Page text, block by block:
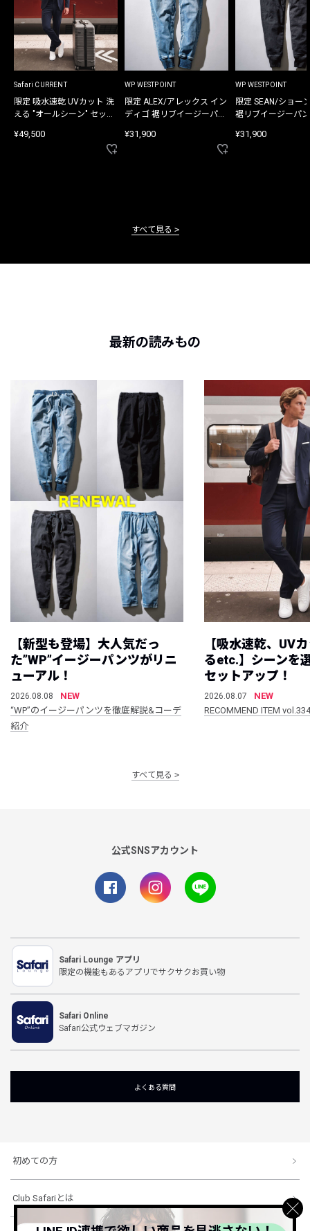
Safari CURRENT
限定 吸水速乾 UVカット 洗
える "オールシーン" セット
¥49,500
WP WESTPOINT
限定 ALEX/アレックス イン
ディゴ 裾リブイージーパン
¥31,900
WP WESTPOINT
限定 SEAN/ショー
裾リブイージーパ
¥31,900
すべて見る
最新の読みもの
【新型も登場】大人気だっ
た”WP”イージーパンツがリニ
ューアル！
2026.08.08
NEW
“WP”のイージーパンツを徹底解説&コーデ
紹介
【吸水速乾、UV
るetc.】シーンを
セットアップ！
2026.08.07
NEW
RECOMMEND ITEM vol.334
すべて見る
公式SNSアカウント
Safari Lounge アプリ
限定の機能もあるアプリでサクサクお買い物
Safari Online
Safari公式ウェブマガジン
よくある質問
初めての方
Club Safariとは